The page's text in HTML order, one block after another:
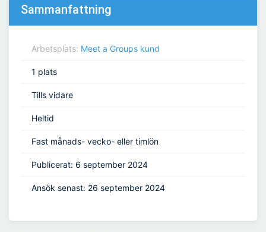
Sammanfattning
Arbetsplats: Meet a Groups kund
1 plats
Tills vidare
Heltid
Fast månads- vecko- eller timlön
Publicerat: 6 september 2024
Ansök senast: 26 september 2024